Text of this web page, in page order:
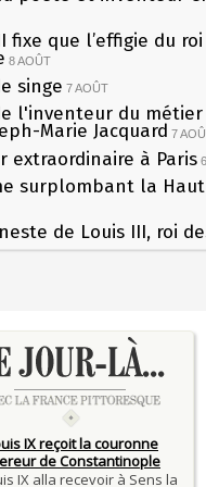
fixe que l’effigie du
8 AOÛT
singe 7 AOÛT
l'inventeur du
Marie Jacquard 7
extraordinaire à Paris
surplombant la
de Louis III, roi
: réouverture
est nommé
III est poignardé à
moine jacobin 1ER AOÛT
de François
pas mousse
bien
qui sait attendre
janvier 1544, mort le 5